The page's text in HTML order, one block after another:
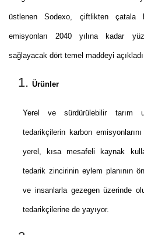
üstlenen Sodexo, çiftlikten çatala
emisyonları 2040 yılına kadar
sağlayacak dört temel maddeyi
Ürünler
Yerel ve sürdürülebilir tarım
tedarikçilerin karbon
yerel, kısa mesafeli kaynak
tedarik zincirinin eylem planının
ve insanlarla gezegen üzerinde
tedarikçilerine de yayıyor.